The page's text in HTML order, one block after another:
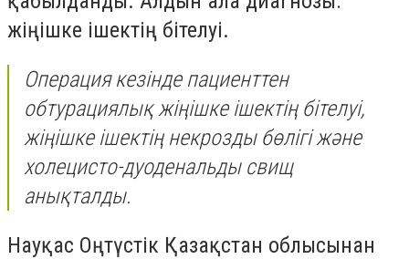
жіңішке ішектің бітелуі.
Операция кезінде пациенттен
обтурациялық жіңішке ішектің бітелуі,
жіңішке ішектің некрозды бөлігі және
холецисто-дуоденальды свищ
анықталды.
Науқас Оңтүстік Қазақстан облысынан